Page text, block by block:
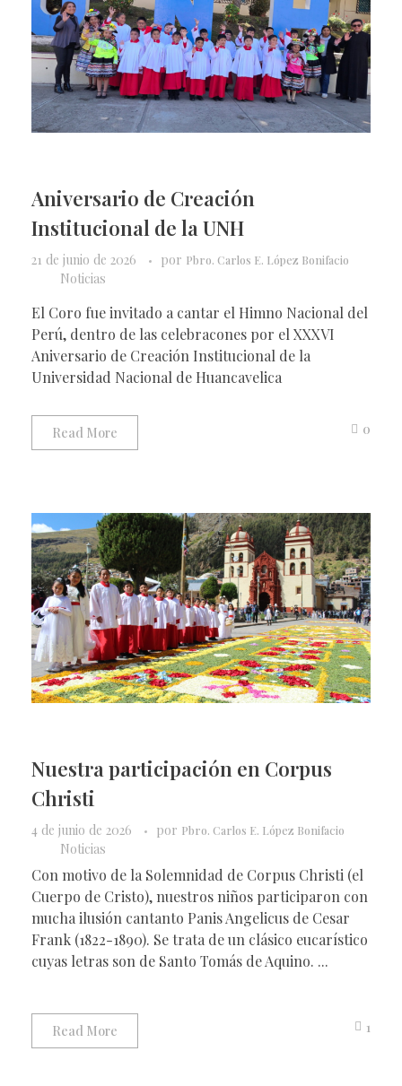
Aniversario de Creación
Institucional de la UNH
21 de junio de 2026 por Pbro. Carlos E. López Bonifacio
Noticias
El Coro fue invitado a cantar el Himno Nacional del
Perú, dentro de las celebracones por el XXXVI
Aniversario de Creación Institucional de la
Universidad Nacional de Huancavelica
Read More 0
Nuestra participación en Corpus
Christi
4 de junio de 2026 por Pbro. Carlos E. López Bonifacio
Noticias
Con motivo de la Solemnidad de Corpus Christi (el
Cuerpo de Cristo), nuestros niños participaron con
mucha ilusión cantanto Panis Angelicus de Cesar
Frank (1822-1890). Se trata de un clásico eucarístico
cuyas letras son de Santo Tomás de Aquino. ...
Read More 1